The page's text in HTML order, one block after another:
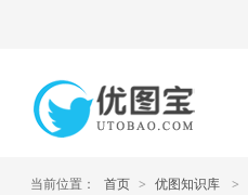
当前位置： 首页 > 优图知识库 >